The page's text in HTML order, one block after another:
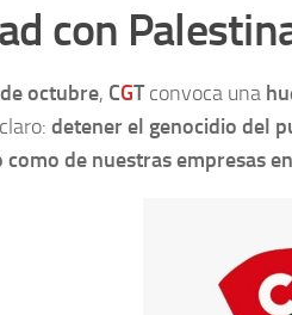
con
octubre, CGTconvoca una
detener el genocidio del
de nuestras empresas